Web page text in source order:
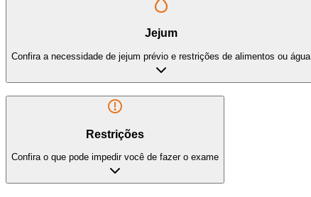
Jejum
Confira a necessidade de jejum prévio e restrições de alimentos ou água
Restrições
Confira o que pode impedir você de fazer o exame